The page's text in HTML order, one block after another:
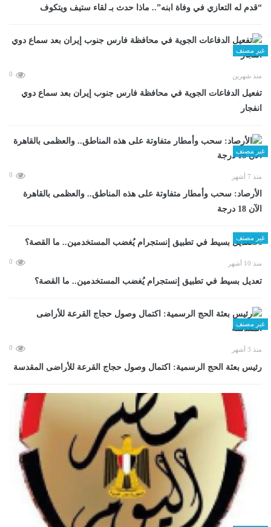
“قدم له التعازي في وفاة ابنه”.. ماذا حدث بـ لقاء ستيف ويتكوف
غير مصنف
منذ شهرين 0
تفعيل الدفاعات الجوية في محافظة فارس جنوب إيران بعد سماع دوي
انفجار
غير مصنف
منذ 7 أشهر 0
الأرصاد: سحب وأمطار متفاوتة على هذه المناطق.. والعظمى بالقاهرة
الآن 18 درجة
غير مصنف
منذ 10 أشهر 0
تعديل بسيط في تطبيق إنستجرام يُغضب المستخدمين.. ما القصة؟
غير مصنف
منذ 3 أشهر 0
رئيس بعثة الحج الرسمية: اكتمال وصول حجاج القرعة للأراضى المقدسة